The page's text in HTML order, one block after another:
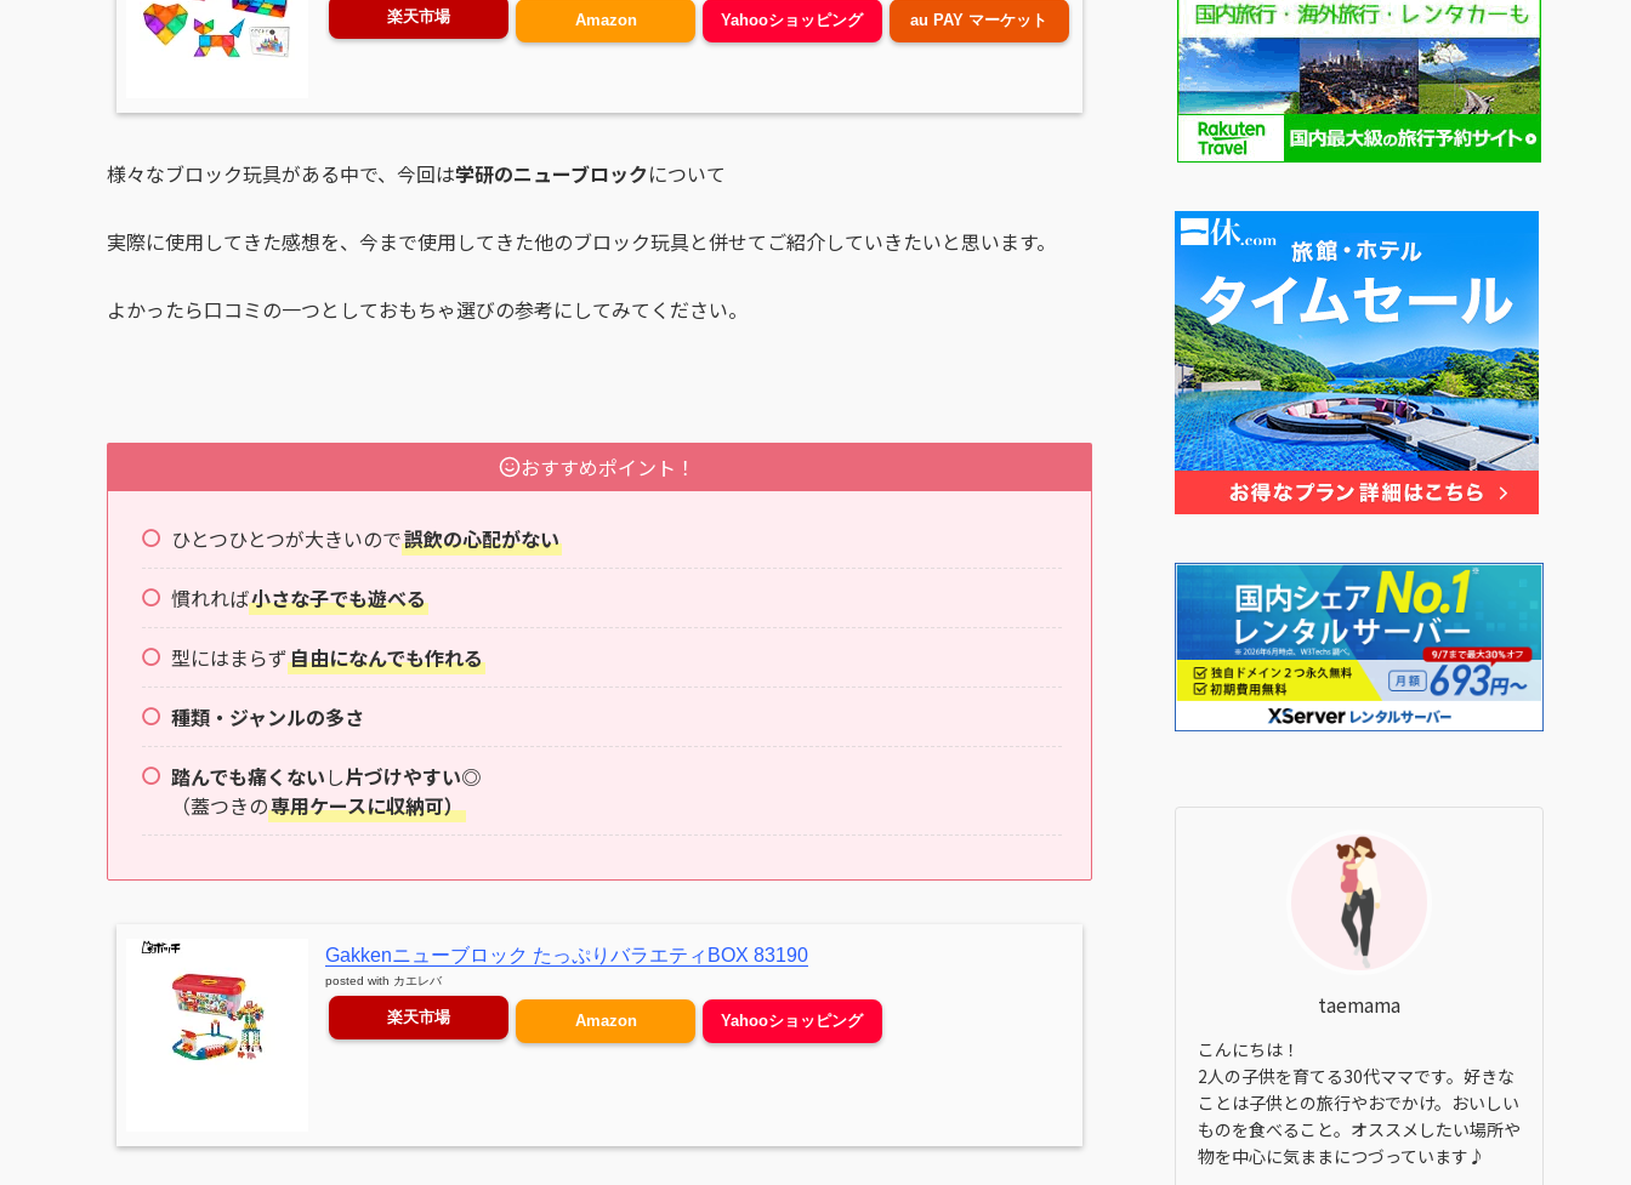
楽天市場 Amazon Yahooショッピング au PAY マーケット
様々なブロック玩具がある中で、今回は学研のニューブロックについて
実際に使用してきた感想を、今まで使用してきた他のブロック玩具と併せてご紹介していきたいと思います。
よかったら口コミの一つとしておもちゃ選びの参考にしてみてください。
おすすめポイント！
ひとつひとつが大きいので誤飲の心配がない
慣れれば小さな子でも遊べる
型にはまらず自由になんでも作れる
種類・ジャンルの多さ
踏んでも痛くないし片づけやすい◎
（蓋つきの専用ケースに収納可）
Gakkenニューブロック たっぷりバラエティBOX 83190
posted with カエレバ
楽天市場 Amazon Yahooショッピング
taemama
こんにちは！
2人の子供を育てる30代ママです。好きな
ことは子供との旅行やおでかけ。おいしい
ものを食べること。オススメしたい場所や
物を中心に気ままにつづっています♪